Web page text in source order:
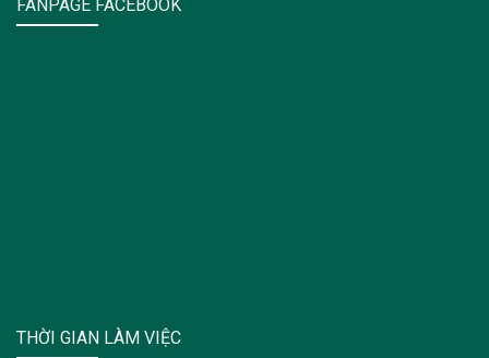
FANPAGE FACEBOOK
THỜI GIAN LÀM VIỆC